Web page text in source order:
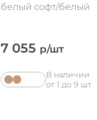
белый софт/белый
7 055 р/шт
В наличии
от 1 до 9 шт